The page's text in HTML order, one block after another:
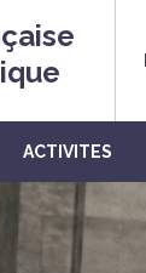
ACTIVITES